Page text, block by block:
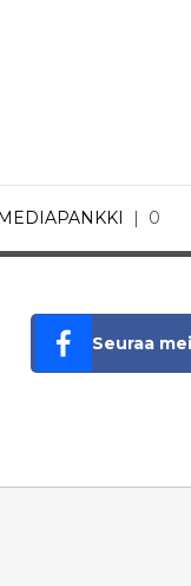
MEDIAPANKKI 0
Seuraa